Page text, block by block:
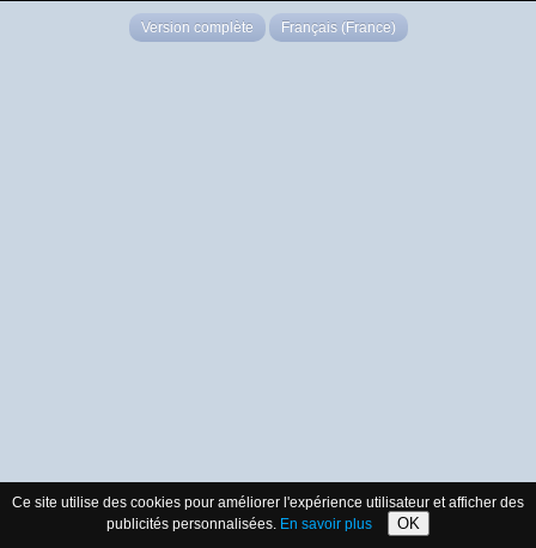
Version complète Français (France)
Ce site utilise des cookies pour améliorer l'expérience utilisateur et afficher des
publicités personnalisées. En savoir plus OK